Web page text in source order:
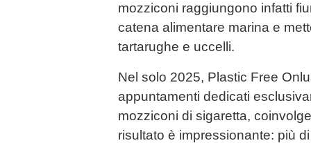
mozziconi raggiungono infatti
catena alimentare marina e
tartarughe e uccelli.
Nel solo 2025, Plastic Free
appuntamenti dedicati
mozziconi di sigaretta,
risultato è impressionante: più